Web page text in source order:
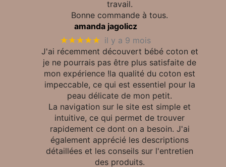
travail.
Bonne commande à tous.
amanda jagolicz
★★★★★ il y a 9 mois
J'ai récemment découvert bébé coton et
je ne pourrais pas être plus satisfaite de
mon expérience !la qualité du coton est
impeccable, ce qui est essentiel pour la
peau délicate de mon petit.
La navigation sur le site est simple et
intuitive, ce qui permet de trouver
rapidement ce dont on a besoin. J'ai
également apprécié les descriptions
détaillées et les conseils sur l'entretien
des produits.